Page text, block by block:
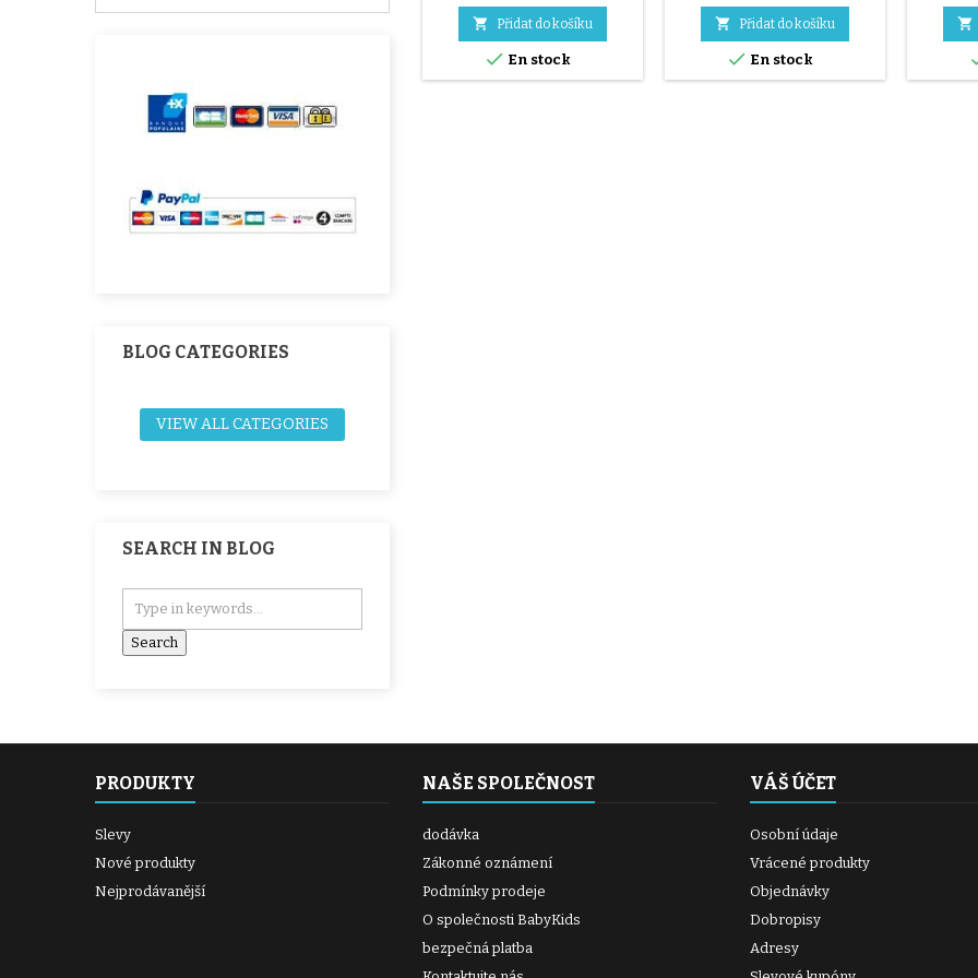
BLOG CATEGORIES
VIEW ALL CATEGORIES
SEARCH IN BLOG
 Přidat do košíku
 En stock
 Přidat do košíku
 En stock

PRODUKTY
Slevy
Nové produkty
Nejprodávanější
NAŠE SPOLEČNOST
dodávka
Zákonné oznámení
Podmínky prodeje
O společnosti BabyKids
bezpečná platba
VÁŠ ÚČET
Osobní údaje
Vrácené produkty
Objednávky
Dobropisy
Adresy